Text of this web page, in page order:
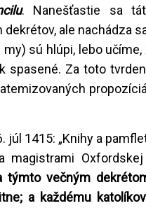
. Nanešťastie sa
ale nachádza
sú hlúpi, lebo
Za toto
júl 1415: „Knihy a
magistrami
týmto večným
a každému